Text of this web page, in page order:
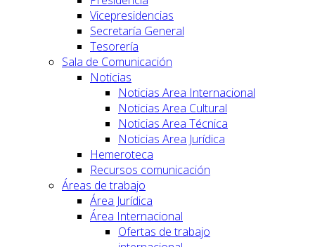
Vicepresidencias
Secretaría General
Tesorería
Sala de Comunicación
Noticias
Noticias Area Internacional
Noticias Area Cultural
Noticias Area Técnica
Noticias Area Jurídica
Hemeroteca
Recursos comunicación
Áreas de trabajo
Área Jurídica
Área Internacional
Ofertas de trabajo